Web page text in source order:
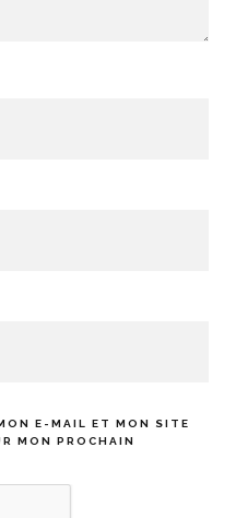
E-MAIL ET MON SITE
MON PROCHAIN